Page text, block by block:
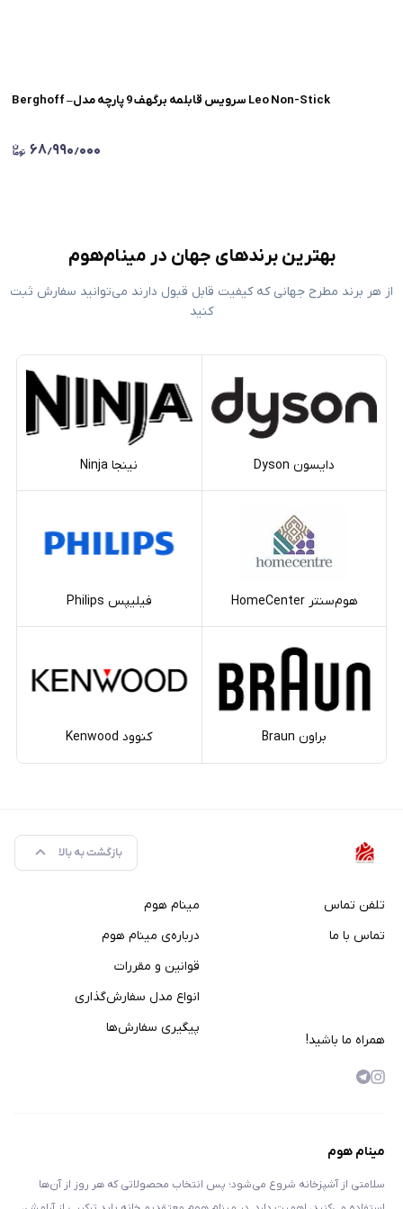
Berghoff –سرویس قابلمه برگهف 9 پارچه مدل Leo Non-Stick
۶۸٫۹۹۰٫۰۰۰
بهترین برندهای جهان در مینام‌هوم
از هر برند مطرح جهانی که کیفیت قابل قبول دارند می‌توانید سفارش ثبت
کنید
دایسون Dyson نینجا Ninja
هوم‌سنتر HomeCenter فیلیپس Philips
براون Braun کنوود Kenwood
بازگشت به بالا
تلفن تماس
تماس با ما
مینام هوم
درباره‌ی مینام هوم
قوانین و مقررات
انواع مدل سفارش‌گذاری
پیگیری سفارش‌ها
همراه ما باشید!
مینام هوم
سلامتی از آشپزخانه شروع می‌شود؛ پس انتخاب محصولاتی که هر روز از آن‌ها